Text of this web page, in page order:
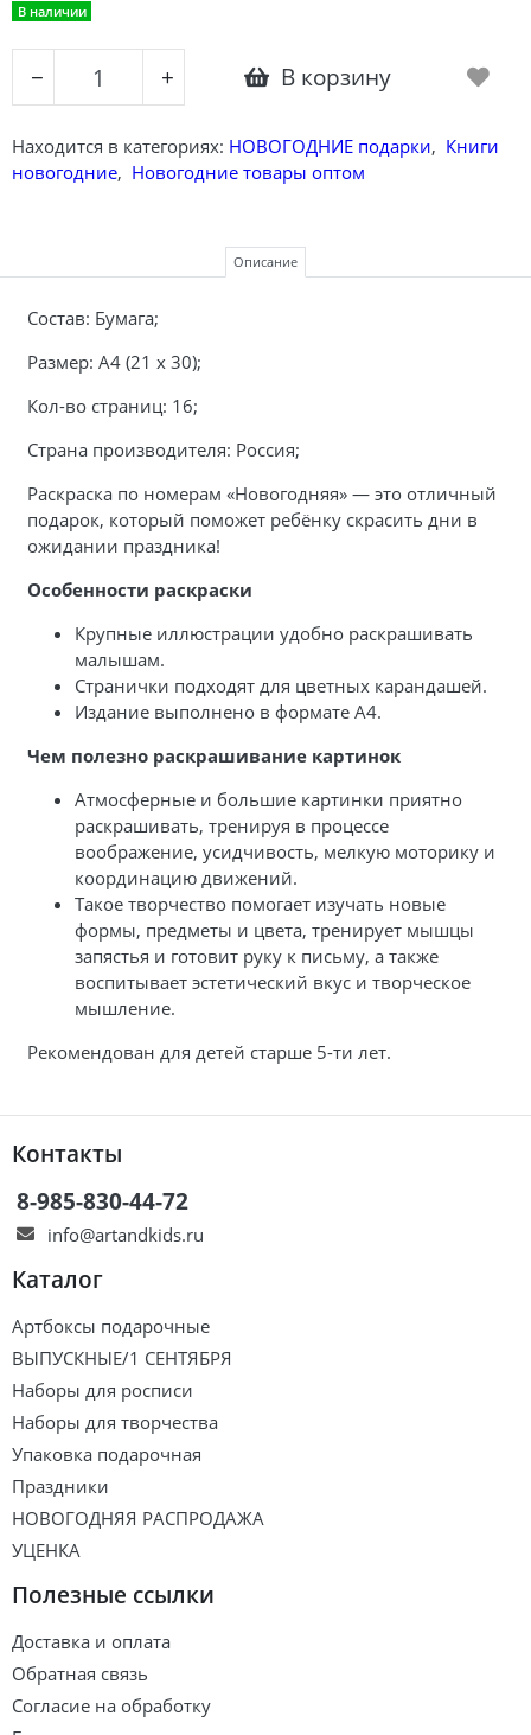
В наличии
− + В корзину
Находится в категориях: НОВОГОДНИЕ подарки, Книги
новогодние, Новогодние товары оптом
Описание
Состав: Бумага;
Размер: А4 (21 х 30);
Кол-во страниц: 16;
Страна производителя: Россия;
Раскраска по номерам «Новогодняя» — это отличный
подарок, который поможет ребёнку скрасить дни в
ожидании праздника!
Особенности раскраски
Крупные иллюстрации удобно раскрашивать
малышам.
Странички подходят для цветных карандашей.
Издание выполнено в формате А4.
Чем полезно раскрашивание картинок
Атмосферные и большие картинки приятно
раскрашивать, тренируя в процессе
воображение, усидчивость, мелкую моторику и
координацию движений.
Такое творчество помогает изучать новые
формы, предметы и цвета, тренирует мышцы
запястья и готовит руку к письму, а также
воспитывает эстетический вкус и творческое
мышление.
Рекомендован для детей старше 5-ти лет.
Контакты
8-985-830-44-72
info@artandkids.ru
Каталог
Артбоксы подарочные
ВЫПУСКНЫЕ/1 СЕНТЯБРЯ
Наборы для росписи
Наборы для творчества
Упаковка подарочная
Праздники
НОВОГОДНЯЯ РАСПРОДАЖА
УЦЕНКА
Полезные ссылки
Доставка и оплата
Обратная связь
Согласие на обработку